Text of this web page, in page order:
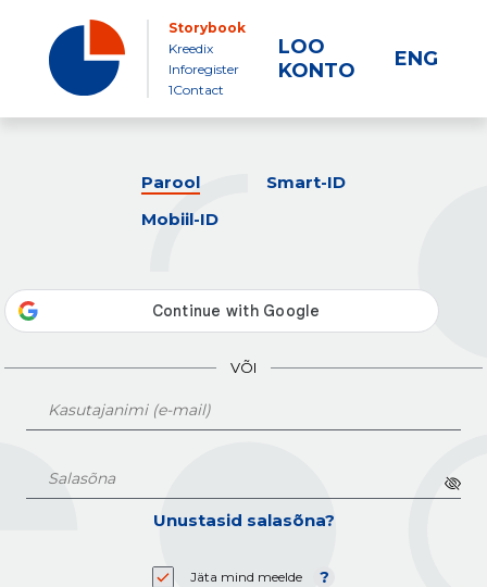
Storybook
Kreedix
Inforegister
1Contact
LOO
KONTO
ENG
Parool
Smart-ID
Mobiil-ID
VÕI
Unustasid salasõna?
Jäta mind meelde